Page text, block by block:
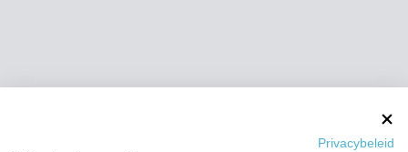
Privacybeleid